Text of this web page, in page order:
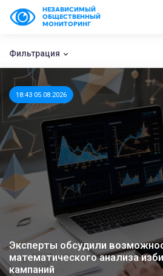
НЕЗАВИСИМЫЙ
ОБЩЕСТВЕННЫЙ
МОНИТОРИНГ
Фильтрация
18:43 05.08.2026
Эксперты обсудили
математического анализа
кампаний